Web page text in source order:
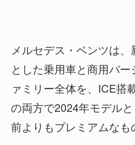
メルセデス・ベンツは
とした乗用車と商用バ
ァミリー全体を、ICE搭
の両方で2024年モデル
前よりもプレミアムなも